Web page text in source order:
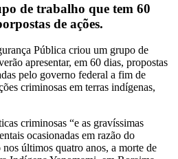
de trabalho que tem 60
de ações.
Pública criou um grupo de
apresentar, em 60 dias, propostas
pelo governo federal a fim de
criminosas em terras indígenas,
criminosas “e as gravíssimas
ocasionadas em razão do
últimos quatro anos, a morte de